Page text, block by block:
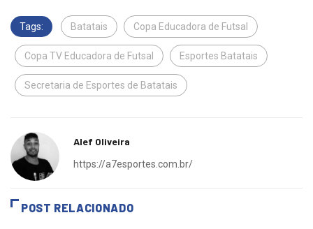
Tags: Batatais Copa Educadora de Futsal
Copa TV Educadora de Futsal Esportes Batatais
Secretaria de Esportes de Batatais
Alef Oliveira
https://a7esportes.com.br/
POST RELACIONADO